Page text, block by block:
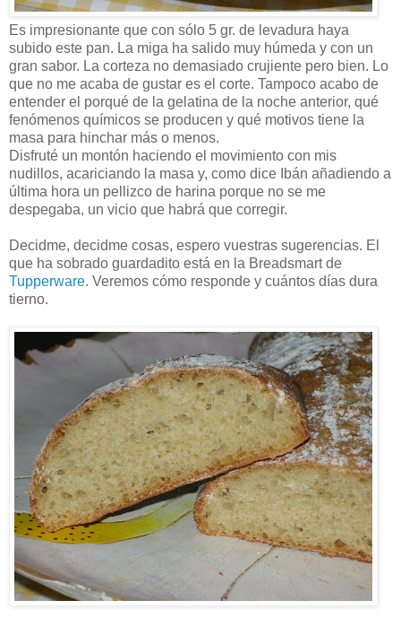
Es impresionante que con sólo 5 gr. de levadura haya
subido este pan. La miga ha salido muy húmeda y con un
gran sabor. La corteza no demasiado crujiente pero bien. Lo
que no me acaba de gustar es el corte. Tampoco acabo de
entender el porqué de la gelatina de la noche anterior, qué
fenómenos químicos se producen y qué motivos tiene la
masa para hinchar más o menos.
Disfruté un montón haciendo el movimiento con mis
nudillos, acariciando la masa y, como dice Ibán añadiendo a
última hora un pellizco de harina porque no se me
despegaba, un vicio que habrá que corregir.
Decidme, decidme cosas, espero vuestras sugerencias. El
que ha sobrado guardadito está en la Breadsmart de
Tupperware. Veremos cómo responde y cuántos días dura
tierno.